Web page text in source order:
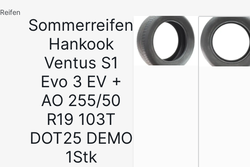
Reifen
Sommerreifen
Hankook
Ventus S1
Evo 3 EV +
AO 255/50
R19 103T
DOT25 DEMO
1Stk
1